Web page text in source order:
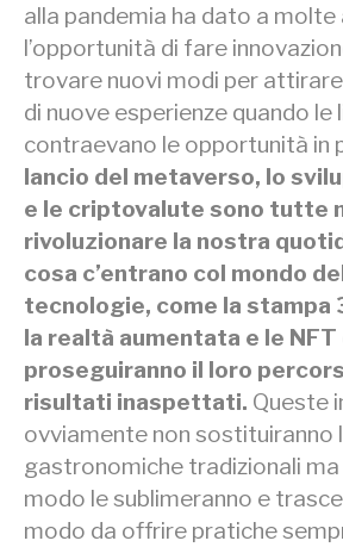
alla pandemia ha dato a molte
l’opportunità di fare
trovare nuovi modi per
di nuove esperienze quando le
contraevano le opportunità in
lancio del metaverso, lo
e le criptovalute sono tutte
rivoluzionare la nostra
cosa c’entrano col mondo
tecnologie, come la stampa
la realtà aumentata e le NFT
proseguiranno il loro
risultati inaspettati. Queste
ovviamente non sostituiranno
gastronomiche tradizionali ma
modo le sublimeranno e
modo da offrire pratiche